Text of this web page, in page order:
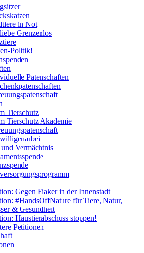
in Not
Grenzenlos
Politik!
Patenschaften
Tierschutz
Tierschutz Akademie
und Vermächtnis
Gegen Fiaker in der Innenstadt
#HandsOffNature für Tiere, Natur,
& Gesundheit
Haustierabschuss stoppen!
Petitionen